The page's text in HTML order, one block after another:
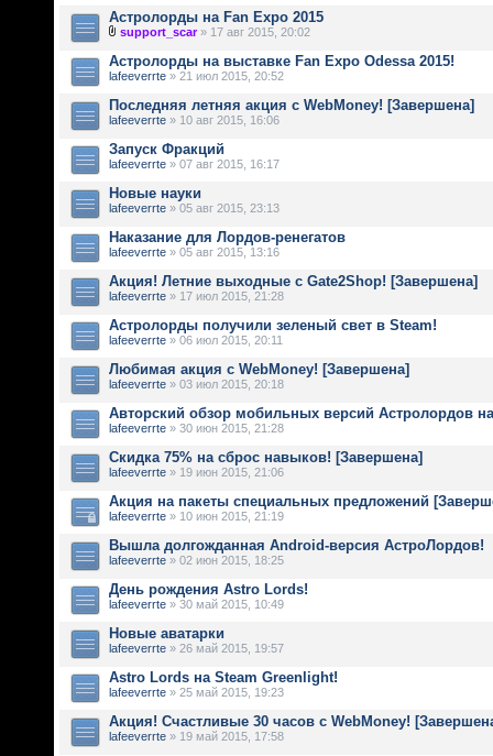
Астролорды на Fan Expo 2015
support_scar» 17 авг 2015, 20:02
Астролорды на выставке Fan Expo Odessa 2015!
lafeeverrte » 21 июл 2015, 20:52
Последняя летняя акция с WebMoney! [Завершена]
lafeeverrte » 10 авг 2015, 16:06
Запуск Фракций
lafeeverrte » 07 авг 2015, 16:17
Новые науки
lafeeverrte » 05 авг 2015, 23:13
Наказание для Лордов-ренегатов
lafeeverrte » 05 авг 2015, 13:16
Акция! Летние выходные с Gate2Shop! [Завершена]
lafeeverrte » 17 июл 2015, 21:28
Астролорды получили зеленый свет в Steam!
lafeeverrte » 06 июл 2015, 20:11
Любимая акция с WebMoney! [Завершена]
lafeeverrte » 03 июл 2015, 20:18
Авторский обзор мобильных версий Астролордов
lafeeverrte » 30 июн 2015, 21:28
Скидка 75% на сброс навыков! [Завершена]
lafeeverrte » 19 июн 2015, 21:06
Акция на пакеты специальных предложений
lafeeverrte » 10 июн 2015, 21:19
Вышла долгожданная Android-версия АстроЛордов!
lafeeverrte » 02 июн 2015, 18:25
День рождения Astro Lords!
lafeeverrte » 30 май 2015, 10:49
Новые аватарки
lafeeverrte » 26 май 2015, 19:57
Astro Lords на Steam Greenlight!
lafeeverrte » 25 май 2015, 19:23
Акция! Счастливые 30 часов с WebMoney!
lafeeverrte » 19 май 2015, 17:58